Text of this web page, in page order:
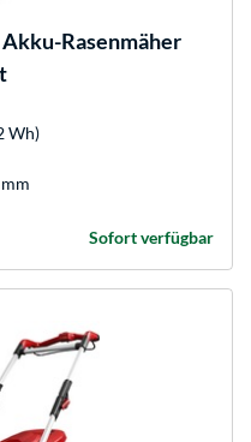
Rasenmäher
Wh)
Sofort verfügbar